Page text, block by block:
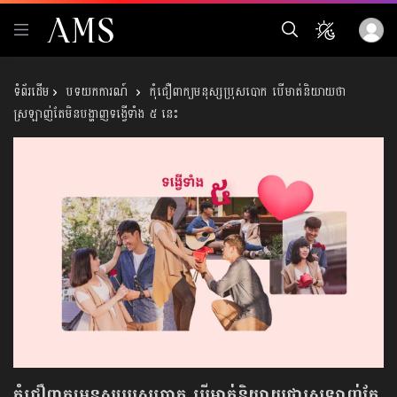
បទយកការណ៍
កុំជឿពាក្យមនុស្សប្រុសបោក បើមាត់និយាយថា
ស្រឡាញ់តែមិនបង្ហាញទង្វើទាំង ៥ នេះ